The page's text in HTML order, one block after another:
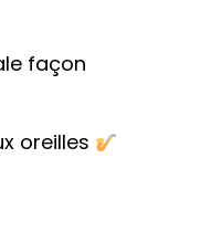
façon
oreilles